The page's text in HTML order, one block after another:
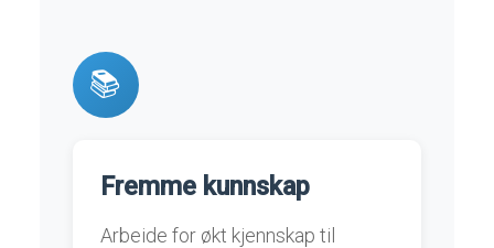
📚
Fremme kunnskap
Arbeide for økt kjennskap til